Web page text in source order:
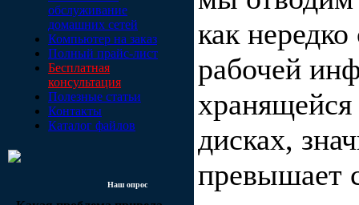
обслуживание
домашних сетей
Компьютер на заказ
Полный прайс-лист
Бесплатная
консультация
Полезные статьи
Контакты
Каталог файлов
Наш опрос
как
рабочей
дисках,
превышает